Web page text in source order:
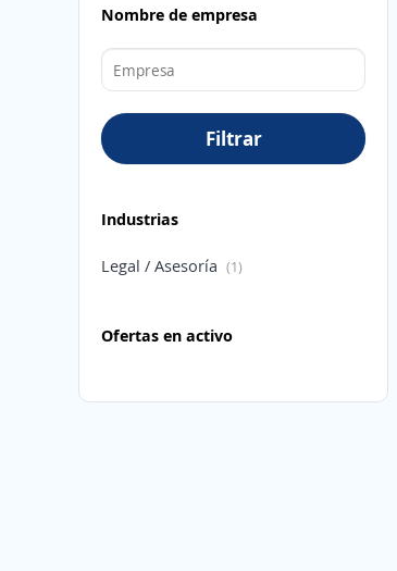
Nombre de empresa
Filtrar
Industrias
Legal / Asesoría (1)
Ofertas en activo